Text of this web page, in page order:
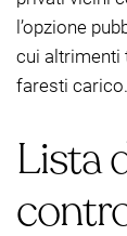
l’opzione
cui altrimenti
faresti carico.
Lista